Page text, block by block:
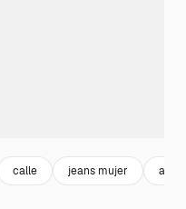
calle jeans mujer